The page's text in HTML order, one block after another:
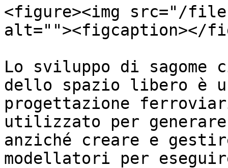
<figure><img src="/
alt=""><figcaption></
Lo sviluppo di sagome
dello spazio libero è
progettazione
utilizzato per
anziché creare e
modellatori per